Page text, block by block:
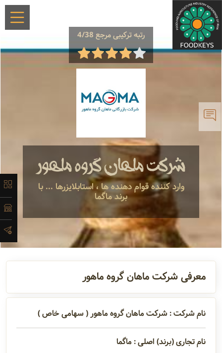
رتبه ترکیبی مرجع 4/38
شرکت ماهان گروه ماهور
وارد کننده قوام دهنده ها ، استابلایزرها ... با
برند ماگما
×
معرفی
تاریخچه
لیست
محصولات
آدرس و
اطلاعات
تماس
مدیران و
مسئولین
معرفی شرکت ماهان گروه ماهور
نام شرکت : شرکت ماهان گروه ماهور ( سهامی خاص )
نام تجاری (برند) اصلی : ماگما